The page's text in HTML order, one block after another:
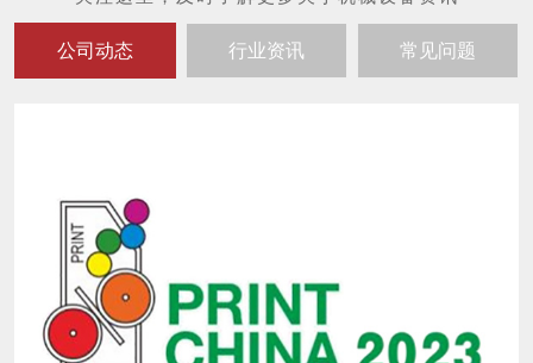
公司动态 行业资讯 常见问题